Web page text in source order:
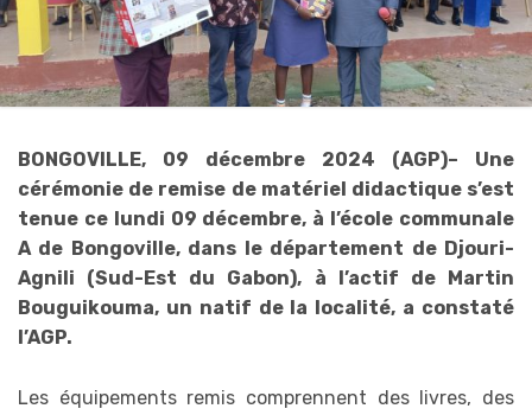
BONGOVILLE, 09 décembre 2024 (AGP)– Une
cérémonie de remise de matériel didactique s’est
tenue ce lundi 09 décembre, à l’école communale
A de Bongoville, dans le département de Djouri-
Agnili (Sud-Est du Gabon), à l’actif de Martin
Bouguikouma, un natif de la localité, a constaté
l’AGP.
Les équipements remis comprennent des livres, des